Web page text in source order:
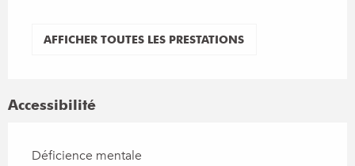
AFFICHER TOUTES LES PRESTATIONS
Accessibilité
Déficience mentale